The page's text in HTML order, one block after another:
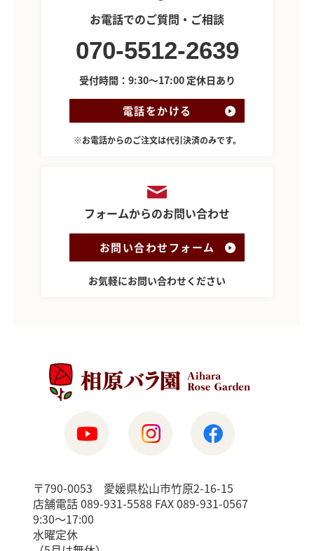
お電話でのご質問・ご相談
070-5512-2639
受付時間：9:30～17:00 定休日あり
電話をかける
※お電話からのご注文は代引決済のみです。
フォームからのお問い合わせ
お問い合わせフォーム
お気軽にお問い合わせください
〒790-0053 愛媛県松山市竹原2-16-15
店舗電話 089-931-5588 FAX 089-931-0567
9:30〜17:00
水曜定休